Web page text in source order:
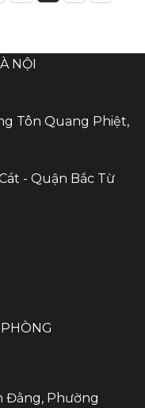
NỘI
Tôn Quang Phiệt,
- Quận Bắc Từ
Đằng, Phường